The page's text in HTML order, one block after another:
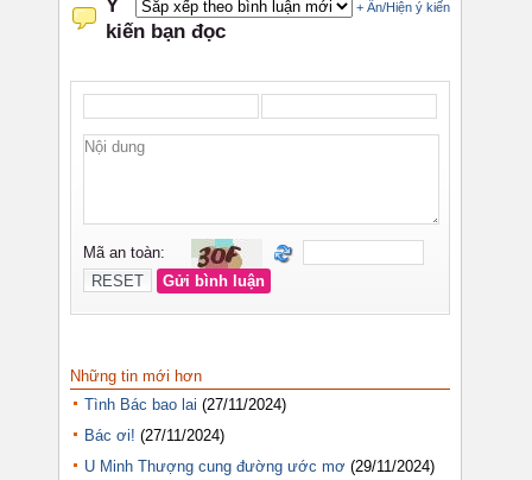
Những tin mới hơn
Tình Bác bao lai (27/11/2024)
Bác ơi! (27/11/2024)
U Minh Thượng cung đường ước mơ (29/11/2024)